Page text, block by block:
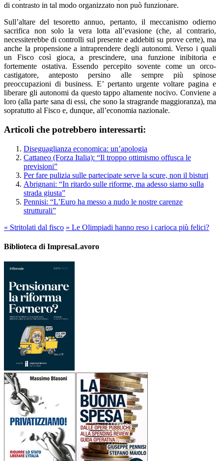
di contrasto in tal modo organizzato non può funzionare.
Sull’altare del tesoretto annuo, pertanto, il meccanismo odierno
sacrifica non solo la vera lotta all’evasione (che, al contrario,
necessiterebbe di controlli sul presente e addebiti su prove certe), ma
anche la propensione a intraprendere degli autonomi. Verso i quali
un Fisco così gioca, a prescindere, una funzione inibitoria e
fortemente ostativa. Essendo percepito sovente come un orco-
castigatore, anteposto persino alle sempre più spinose
preoccupazioni di business. E’ pertanto urgente voltare pagina e
liberare gli autonomi da questo tappo altamente nocivo. Conviene a
loro (alla parte sana di essi, che sono la stragrande maggioranza), ma
sopratutto al Fisco e, dunque, all’economia nazionale.
Articoli che potrebbero interessarti:
Diseguaglianza economica: un’apologia
Cattaneo (Forza Italia): “Il troppo ottimismo offusca le
previsioni”
Per fare pulizia sulle partecipate serve la scure, non il bisturi
Abrignani: “In ritardo sulle riforme, ma adesso siamo sulla
strada giusta”
Pennisi: “L’Euro ha messo a nudo le nostre carenze
strutturali”
« Stritolati dal fisco » Le Olimpiadi hanno reso i carioca più felici?
Biblioteca di ImpresaLavoro